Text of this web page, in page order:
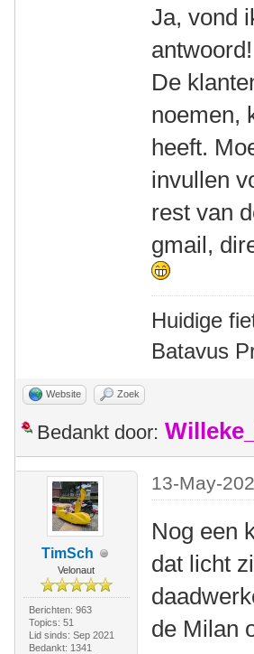
Ja, vond
antwoord!
De
noemen,
heeft.
invullen
rest van
gmail,
Huidige
Batavus
Website Zoek
Bedankt door:
TimSch
Velonaut
Berichten: 963
Topics: 51
Lid sinds: Sep 2021
Bedankt: 1341
13-May-
Nog een
dat licht
de Milan